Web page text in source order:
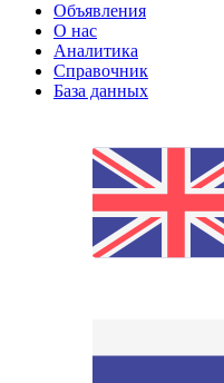
Объявления
О нас
Аналитика
Справочник
База данных